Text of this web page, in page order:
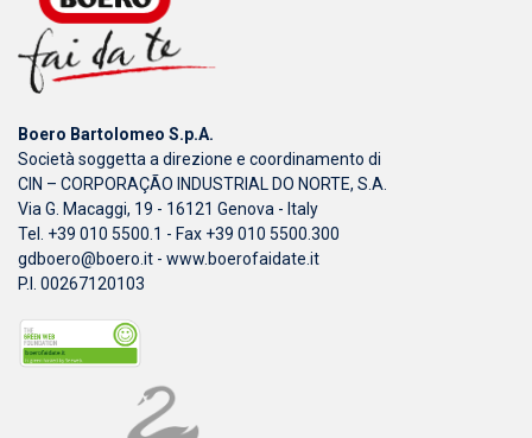
Boero Bartolomeo S.p.A.
Società soggetta a direzione e coordinamento di
CIN – CORPORAÇÃO INDUSTRIAL DO NORTE, S.A.
Via G. Macaggi, 19 - 16121 Genova - Italy
Tel. +39 010 5500.1 - Fax +39 010 5500.300
gdboero@boero.it - www.boerofaidate.it
P.I. 00267120103